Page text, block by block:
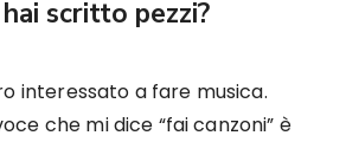
scritto pezzi?
interessato a fare musica.
che mi dice “fai canzoni” è